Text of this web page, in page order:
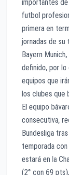
importantes de
futbol
primera en
jornadas de su
Bayern
definido, por lo
equipos que
los clubes que
El equipo
consecutiva,
Bundesliga
temporada
estará en la
(2° con 69